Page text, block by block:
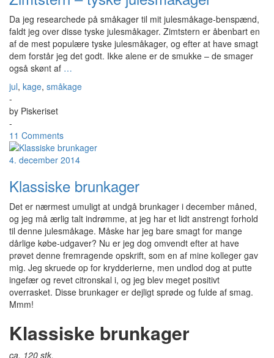
Da jeg researchede på småkager til mit julesmåkage-benspænd,
faldt jeg over disse tyske julesmåkager. Zimtstern er åbenbart en
af de mest populære tyske julesmåkager, og efter at have smagt
dem forstår jeg det godt. Ikke alene er de smukke – de smager
også skønt af …
jul, kage, småkage
-
by Piskeriset
-
11 Comments
4. december 2014
Klassiske brunkager
Det er nærmest umuligt at undgå brunkager i december måned,
og jeg må ærlig talt indrømme, at jeg har et lidt anstrengt forhold
til denne julesmåkage. Måske har jeg bare smagt for mange
dårlige købe-udgaver? Nu er jeg dog omvendt efter at have
prøvet denne fremragende opskrift, som en af mine kolleger gav
mig. Jeg skruede op for krydderierne, men undlod dog at putte
ingefær og revet citronskal i, og jeg blev meget positivt
overrasket. Disse brunkager er dejligt sprøde og fulde af smag.
Mmm!
Klassiske brunkager
ca. 120 stk.